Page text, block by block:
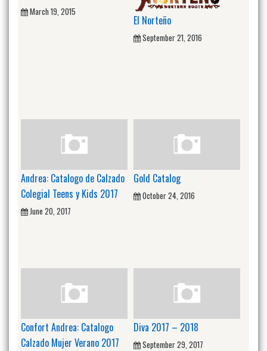
March 19, 2015
El Norteño
September 21, 2016
Andrea: Catalogo de Calzado
Colegial Teens y Kids 2017
June 20, 2017
Gold Catalog
October 24, 2016
Confort Andrea: Catalogo
Calzado Mujer Verano 2017
Diva 2017 – 2018
September 29, 2017